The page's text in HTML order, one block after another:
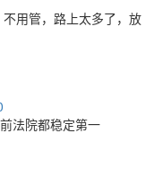
用管，路上太多了，放
法院都稳定第一